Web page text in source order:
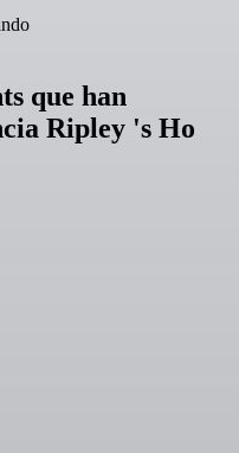
que han
Ripley 's Ho